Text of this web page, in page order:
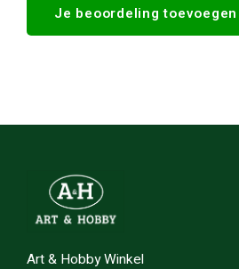
Je beoordeling toevoegen
Art & Hobby Winkel